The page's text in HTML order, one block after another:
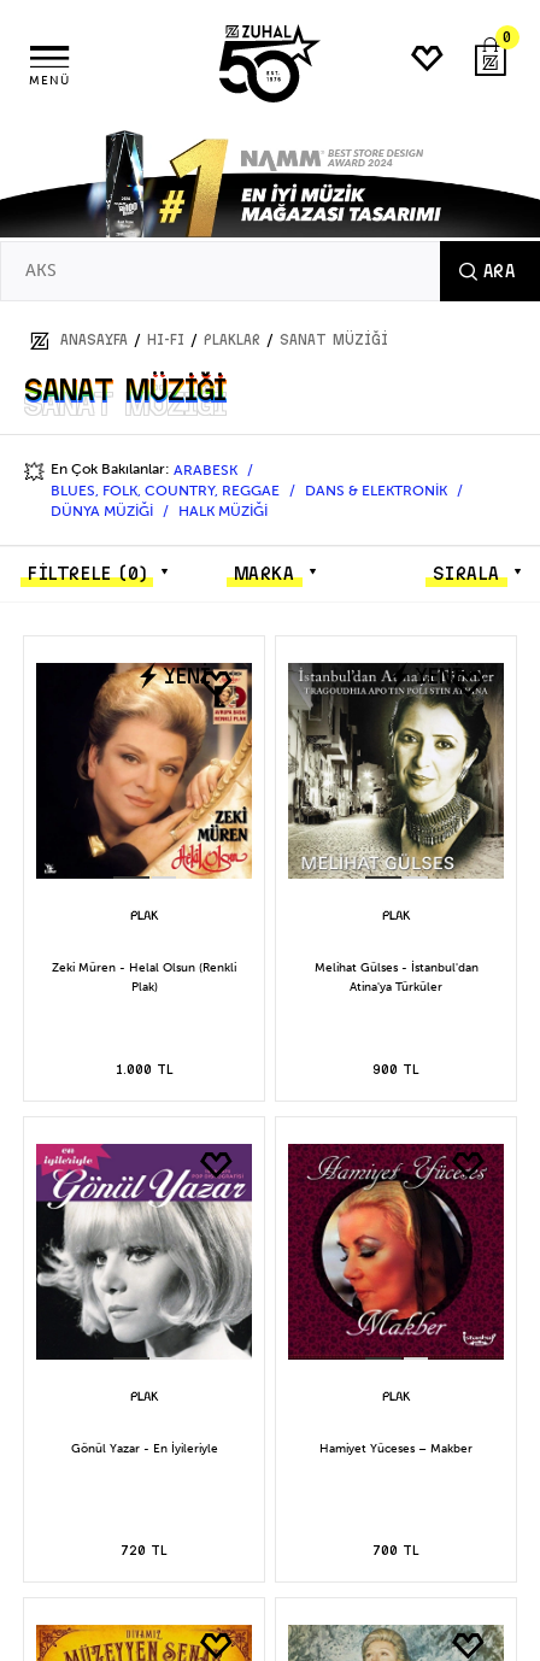
MENÜ
0
ARA
ANASAYFA / HI-FI / PLAKLAR / SANAT MÜZİĞİ
SANAT MÜZİĞİ
SANAT MÜZİĞİ
💥 En Çok Bakılanlar: ARABESK
BLUES, FOLK, COUNTRY, REGGAE
DANS & ELEKTRONİK
DÜNYA MÜZİĞİ
HALK MÜZİĞİ
FİLTRELE(0) MARKA SIRALA
YENİ
Zeki Müren - Helal Olsun (Renkli
Plak)
1.000 TL
YENİ
Melihat Gülses - İstanbul'dan
Atina'ya Türküler
900 TL
Gönül Yazar - En İyileriyle
720 TL
Hamiyet Yüceses – Makber
700 TL